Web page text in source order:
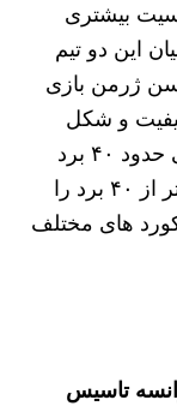
بیشتری
این دو تیم
سن ژرمن بازی
و شکل
بهتری بازی می کرده است. تیم مارسی حدود ۴۰ برد
داشته است و تیم پاری سن ژرمن بیشتر از ۴۰ برد را
های مختلف
تاسیس